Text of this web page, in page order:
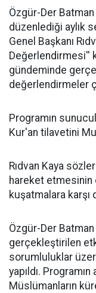
​Özgür-Der
düzenlediği aylık
Genel Başkanı
Değerlendirmesi''
gündeminde
değerlendirmeler
Programın
Kur'an tilavetini
Rıdvan Kaya
hareket etmesinin
kuşatmalara
Özgür-Der
gerçekleştirilen
sorumluluklar
yapıldı.
Müslümanların